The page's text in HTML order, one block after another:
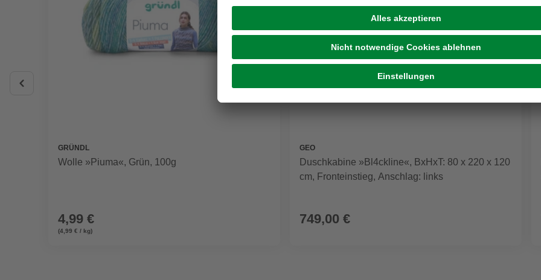
GRÜNDL
Wolle »Piuma«, Grün, 100g
4,99 €
(4,99 € / kg)
GEO
Duschkabine »Bl4ckline«, BxHxT: 80 x 220 x 120
cm, Fronteinstieg, Anschlag: links
749,00 €